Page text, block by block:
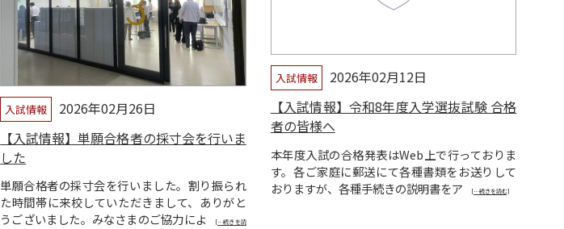
入試情報
2026年02月26日
【入試情報】単願合格者の採寸会を行いま
した
単願合格者の採寸会を行いました。割り振られ
た時間帯に来校していただきまして、ありがと
うございました。みなさまのご協力によ
[…続きを読
入試情報
2026年02月12日
【入試情報】令和8年度入学選抜試験 合格
者の皆様へ
本年度入試の合格発表はWeb上で行っておりま
す。各ご家庭に郵送にて各種書類をお送りして
おりますが、各種手続きの説明書をア
[…続きを読む]